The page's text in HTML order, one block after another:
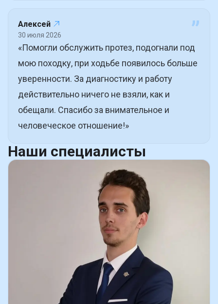
”
Алексей
30 июля 2026
«Помогли обслужить протез, подогнали под
мою походку, при ходьбе появилось больше
уверенности. За диагностику и работу
действительно ничего не взяли, как и
обещали. Спасибо за внимательное и
человеческое отношение!»
Наши специалисты